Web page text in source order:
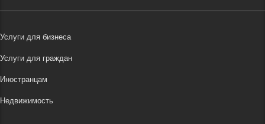
Услуги для бизнеса
Услуги для граждан
Иностранцам
Недвижимость